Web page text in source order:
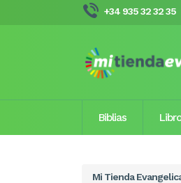
+34 935 32 32 35
Biblias
Mi Tienda